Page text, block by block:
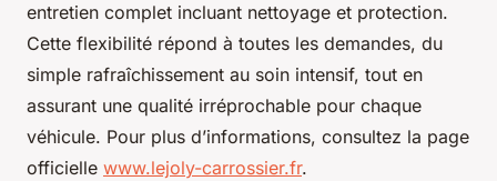
entretien complet incluant nettoyage et protection.
Cette flexibilité répond à toutes les demandes, du
simple rafraîchissement au soin intensif, tout en
assurant une qualité irréprochable pour chaque
véhicule. Pour plus d’informations, consultez la page
officielle www.lejoly-carrossier.fr.